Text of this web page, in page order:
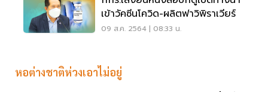
เข้าวัคซีนโควิด-ผลิตฟาวิพิราเวียร์
09 ส.ค. 2564 | 08:33 น.
หอต่างชาติห่วงเอาไม่อยู่